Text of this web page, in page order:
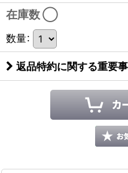
在庫数 ◯
数量:
返品特約に関する重要